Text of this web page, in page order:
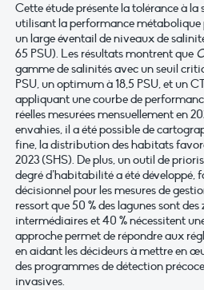
Cette étude présente la tolérance à la
utilisant la performance métabolique
un large éventail de niveaux de
65 PSU). Les résultats montrent que
gamme de salinités avec un seuil
PSU, un optimum à 18,5 PSU, et un
appliquant une courbe de
réelles mesurées mensuellement en
envahies, il a été possible de
fine, la distribution des habitats
2023 (SHS). De plus, un outil de
degré d’habitabilité a été développé,
décisionnel pour les mesures de
ressort que 50 % des lagunes sont
intermédiaires et 40 % nécessitent
approche permet de répondre aux
en aidant les décideurs à mettre en
des programmes de détection
invasives.